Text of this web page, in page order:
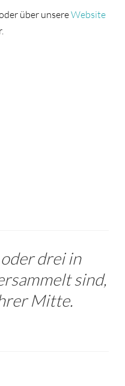
über unsereWebsite
drei in
sind,
Mitte.